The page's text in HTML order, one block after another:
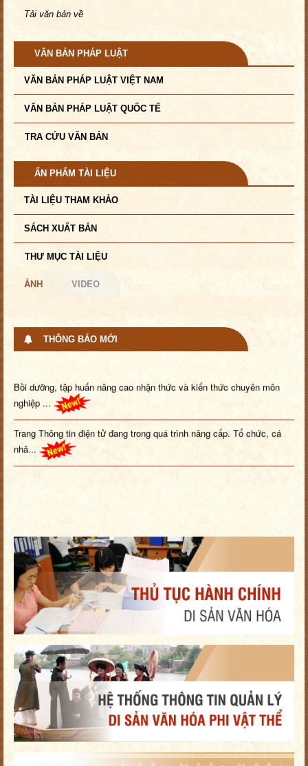
Tải văn bản về
VĂN BẢN PHÁP LUẬT
VĂN BẢN PHÁP LUẬT VIỆT NAM
VĂN BẢN PHÁP LUẬT QUỐC TẾ
TRA CỨU VĂN BẢN
ẤN PHẨM TÀI LIỆU
TÀI LIỆU THAM KHẢO
SÁCH XUẤT BẢN
THƯ MỤC TÀI LIỆU
ẢNH VIDEO
THÔNG BÁO MỚI
nghiệp ...
Trang Thông tin điện tử đang trong quá trình nâng cấp. Tổ chức, cá
nhâ...